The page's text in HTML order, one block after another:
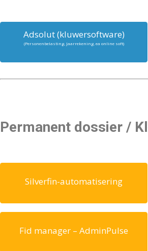
Adsolut (kluwersoftware)
(Personenbelasting, Jaarrekening, ea online soft)
Permanent dossier /
Silverfin-automatisering
Fid manager – AdminPulse